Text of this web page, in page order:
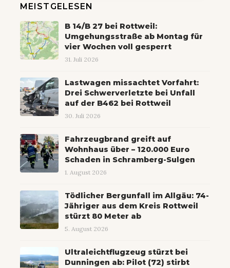
MEISTGELESEN
B 14/B 27 bei Rottweil:
Umgehungsstraße ab Montag für
vier Wochen voll gesperrt
31. Juli 2026
Lastwagen missachtet Vorfahrt:
Drei Schwerverletzte bei Unfall
auf der B462 bei Rottweil
30. Juli 2026
Fahrzeugbrand greift auf
Wohnhaus über – 120.000 Euro
Schaden in Schramberg-Sulgen
1. August 2026
Tödlicher Bergunfall im Allgäu: 74-
Jähriger aus dem Kreis Rottweil
stürzt 80 Meter ab
5. August 2026
Ultraleichtflugzeug stürzt bei
Dunningen ab: Pilot (72) stirbt